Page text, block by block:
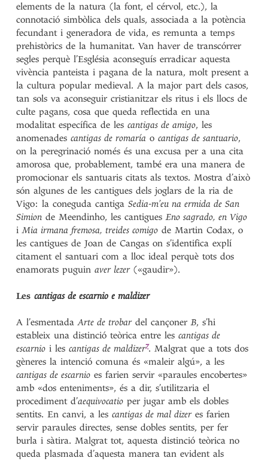
elements de la natura (la font, el cérvol, etc.), la
connotació simbòlica dels quals, associada a la potència
fecundant i generadora de vida, es remunta a temps
prehistòrics de la humanitat. Van haver de transcórrer
segles perquè l’Església aconseguís erradicar aquesta
vivència panteista i pagana de la natura, molt present a
la cultura popular medieval. A la major part dels casos,
tan sols va aconseguir cristianitzar els ritus i els llocs de
culte pagans, cosa que queda reflectida en una
modalitat específica de lescantigas de amigo, les
anomenadescantigas de romaría ocantigas de santuario,
on la peregrinació només és una excusa per a una cita
amorosa que, probablement, també era una manera de
promocionar els santuaris citats als textos. Mostra d’això
són algunes de les cantigues dels joglars de la ria de
Vigo: la coneguda cantigaSedia-m’eu na ermida de San
Simion de Meendinho, les cantiguesEno sagrado, en Vigo
iMia irmana fremosa, treides comigo de Martin Codax, o
les cantigues de Joan de Cangas on s’identifica explí
citament el santuari com a lloc ideal perquè tots dos
enamorats puguinaver lezer(«gaudir»).
Lescantigas de escarnio e maldizer
A l’esmentadaArte de trobardel cançonerB, s’hi
estableix una distinció teòrica entre lescantigas de
escarnio i lescantigas demaldizer7. Malgrat que a tots dos
gèneres la intenció comuna és «maleir algú», a les
cantigas de escarnio es farien servir «paraules encobertes»
amb «dos enteniments», és a dir, s’utilitzaria el
procediment d’aequivocatio per jugar amb els dobles
sentits. En canvi, a lescantigas de mal dizeres farien
servir paraules directes, sense dobles sentits, per fer
burla i sàtira. Malgrat tot, aquesta distinció teòrica no
queda plasmada d’aquesta manera tan evident als